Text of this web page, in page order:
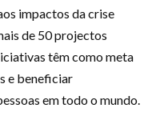
impactos da crise
de 50 projectos
têm como meta
e beneficiar
em todo o mundo.